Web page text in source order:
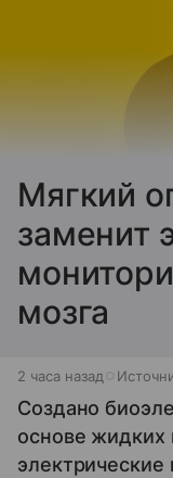
Мягкий
заменит
мозга
2 часа назад
Создано
основе жидких
электрические